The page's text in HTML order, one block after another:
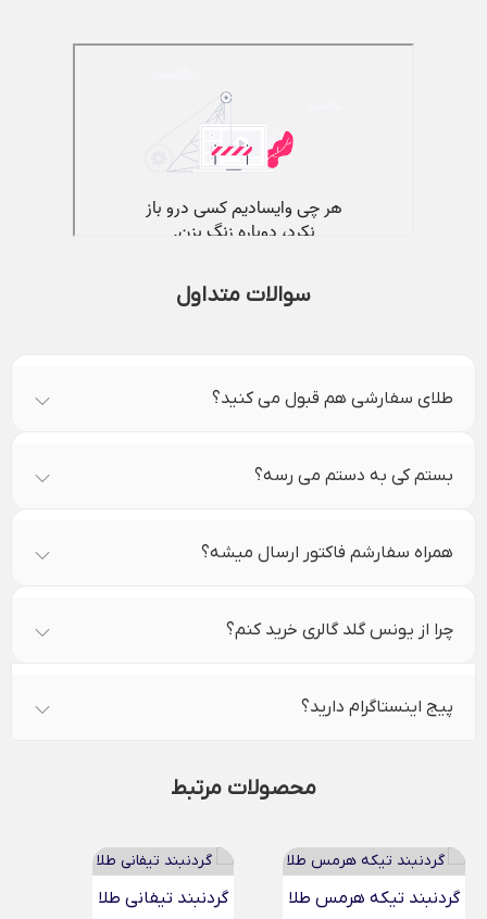
سوالات متداول
طلای سفارشی هم قبول می کنید؟
بستم کی به دستم می رسه؟
همراه سفارشم فاکتور ارسال میشه؟
چرا از یونس گلد گالری خرید کنم؟
پیج اینستاگرام دارید؟
محصولات مرتبط
گردنبند تیفانی طلا گردنبند طلا ونکلیف نگین...